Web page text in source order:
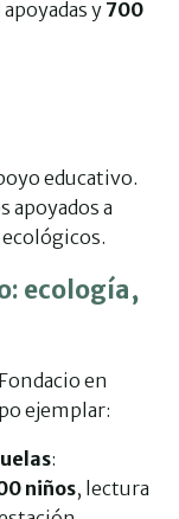
apoyadas y 700
educativo.
apoyados a
ecología,
en
ejemplar:
:
niños, lectura